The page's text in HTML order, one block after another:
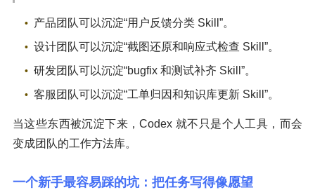
产品团队可以沉淀“用户反馈分类 Skill”。
设计团队可以沉淀“截图还原和响应式检查 Skill”。
研发团队可以沉淀“bugfix 和测试补齐 Skill”。
客服团队可以沉淀“工单归因和知识库更新 Skill”。
当这些东西被沉淀下来，Codex 就不只是个人工具，而会
变成团队的工作方法库。
一个新手最容易踩的坑：把任务写得像愿望